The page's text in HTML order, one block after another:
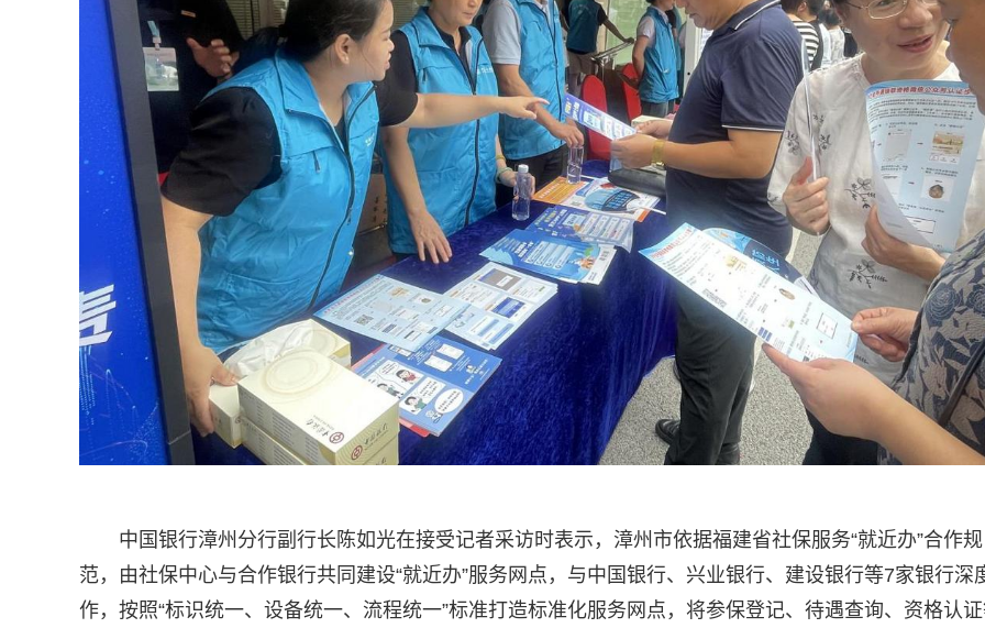
中国银行漳州分行副行长陈如光在接受记者采访时表示，漳州市依据福建省社保服务“就近办”合作规
范，由社保中心与合作银行共同建设“就近办”服务网点，与中国银行、兴业银行、建设银行等7家银行深
作，按照“标识统一、设备统一、流程统一”标准打造标准化服务网点，将参保登记、待遇查询、资格认